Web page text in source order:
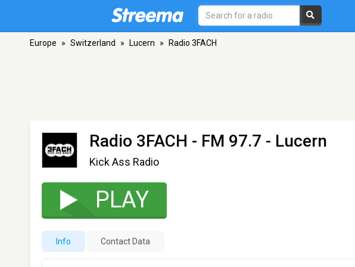
Europe » Switzerland » Lucern » Radio 3FACH
Radio 3FACH - FM 97.7 - Lucern
Kick Ass Radio
PLAY
Info Contact Data